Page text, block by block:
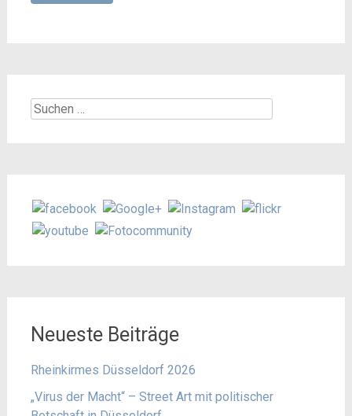
Suchen
Neueste Beiträge
Rheinkirmes Düsseldorf 2026
„Virus der Macht“ – Street Art mit politischer